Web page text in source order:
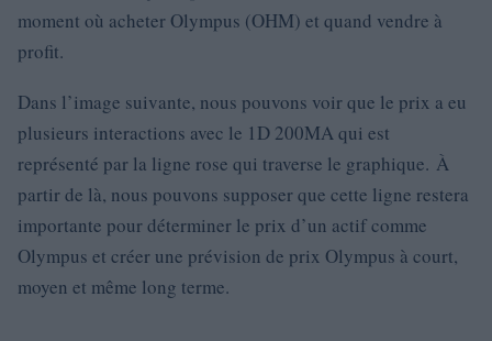
moment où acheter Olympus (OHM) et quand vendre à
profit.
Dans l’image suivante, nous pouvons voir que le prix a eu
plusieurs interactions avec le 1D 200MA qui est
représenté par la ligne rose qui traverse le graphique. À
partir de là, nous pouvons supposer que cette ligne restera
importante pour déterminer le prix d’un actif comme
Olympus et créer une prévision de prix Olympus à court,
moyen et même long terme.